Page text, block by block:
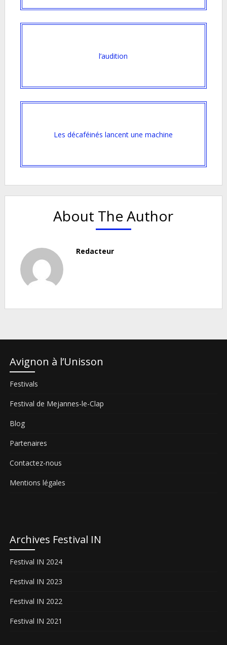
l’audition
Les décaféinés lancent une machine
About The Author
Redacteur
Avignon à l’Unisson
Festivals
Festival de Mejannes-le-Clap
Blog
Partenaires
Contactez-nous
Mentions légales
Archives Festival IN
Festival IN 2024
Festival IN 2023
Festival IN 2022
Festival IN 2021